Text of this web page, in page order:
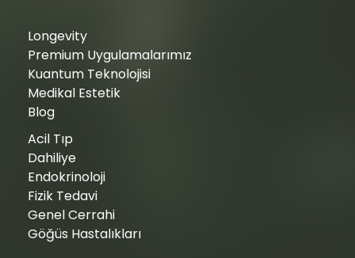
Longevity
Premium Uygulamalarımız
Kuantum Teknolojisi
Medikal Estetik
Blog
Acil Tıp
Dahiliye
Endokrinoloji
Fizik Tedavi
Genel Cerrahi
Göğüs Hastalıkları